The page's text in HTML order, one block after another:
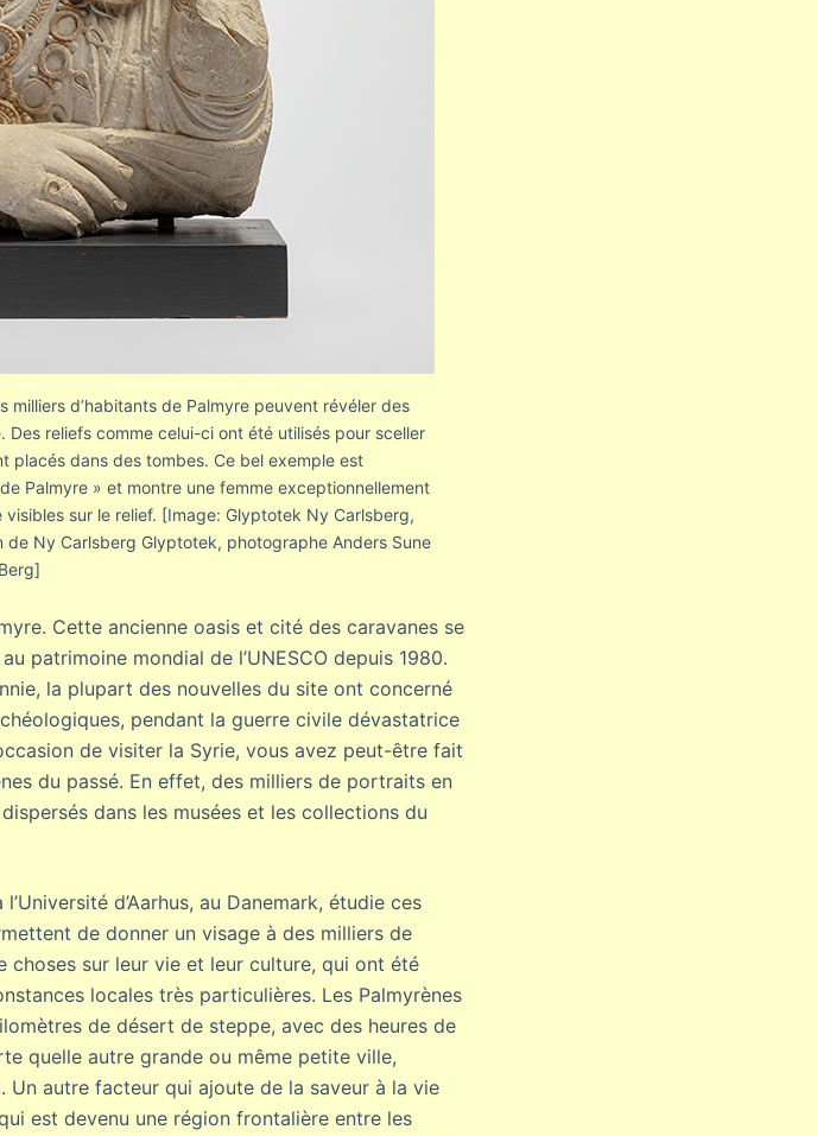
d’habitants de Palmyre peuvent révéler des
reliefs comme celui-ci ont été utilisés pour sceller
placés dans des tombes. Ce bel exemple est
Palmyre » et montre une femme exceptionnellement
sur le relief. [Image: Glyptotek Ny Carlsberg,
de Ny Carlsberg Glyptotek, photographe Anders Sune
Berg]
Cette ancienne oasis et cité des caravanes se
patrimoine mondial de l’UNESCO depuis 1980.
la plupart des nouvelles du site ont concerné
pendant la guerre civile dévastatrice
de visiter la Syrie, vous avez peut-être fait
du passé. En effet, des milliers de portraits en
dans les musées et les collections du
d’Aarhus, au Danemark, étudie ces
de donner un visage à des milliers de
choses sur leur vie et leur culture, qui ont été
locales très particulières. Les Palmyrènes
de désert de steppe, avec des heures de
quelle autre grande ou même petite ville,
Un autre facteur qui ajoute de la saveur à la vie
est devenu une région frontalière entre les